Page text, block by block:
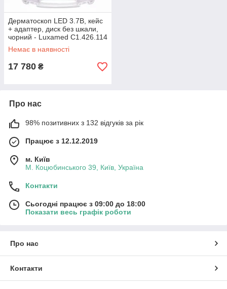
Дерматоскоп LED 3.7В, кейс
+ адаптер, диск без шкали,
чорний - Luxamed C1.426.114
LuxaScope
Немає в наявності
17 780 ₴
Про нас
98% позитивних з 132 відгуків за рік
Працює з 12.12.2019
м. Київ
М. Коцюбинського 39, Київ, Україна
Контакти
Сьогодні працює з 09:00 до 18:00
Показати весь графік роботи
Про нас
Контакти